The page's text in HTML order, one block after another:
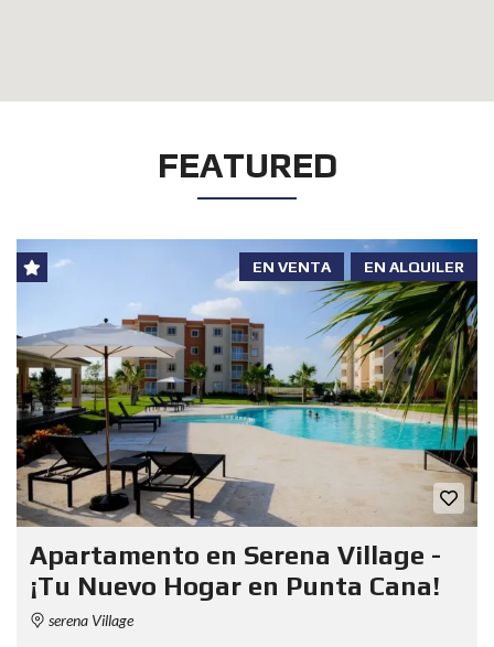
FEATURED
EN ALQUILER
EN VENTA
Apartamento en Serena Village -
¡Tu Nuevo Hogar en Punta Cana!
serena Village